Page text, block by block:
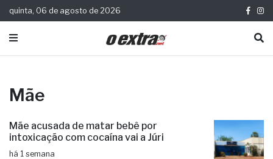
quinta, 06 de agosto de 2026
Mãe
Mãe acusada de matar bebê por
intoxicação com cocaína vai a Júri
há 1 semana